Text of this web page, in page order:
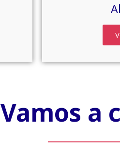
Vamos a